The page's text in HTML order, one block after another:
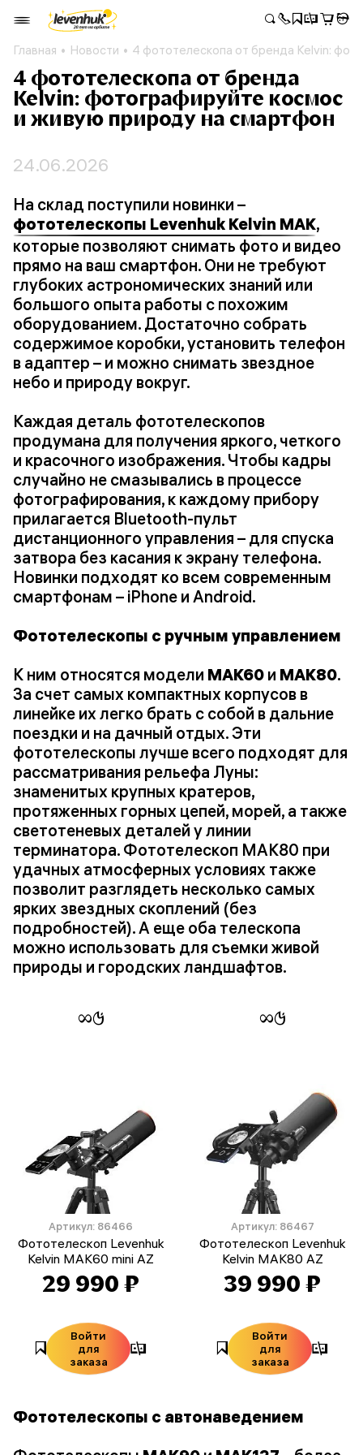
Главная Новости 4 фототелескопа от бренда Kelvin:
4 фототелескопа от бренда
Kelvin: фотографируйте космос
и живую природу на смартфон
24.06.2026
На склад поступили новинки –
фототелескопы Levenhuk Kelvin MAK,
которые позволяют снимать фото и видео
прямо на ваш смартфон. Они не требуют
глубоких астрономических знаний или
большого опыта работы с похожим
оборудованием. Достаточно собрать
содержимое коробки, установить телефон
в адаптер – и можно снимать звездное
небо и природу вокруг.
Каждая деталь фототелескопов
продумана для получения яркого, четкого
и красочного изображения. Чтобы кадры
случайно не смазывались в процессе
фотографирования, к каждому прибору
прилагается Bluetooth-пульт
дистанционного управления – для спуска
затвора без касания к экрану телефона.
Новинки подходят ко всем современным
смартфонам – iPhone и Android.
Фототелескопы с ручным управлением
К ним относятся модели MAK60 и MAK80.
За счет самых компактных корпусов в
линейке их легко брать с собой в дальние
поездки и на дачный отдых. Эти
фототелескопы лучше всего подходят для
рассматривания рельефа Луны:
знаменитых крупных кратеров,
протяженных горных цепей, морей, а также
светотеневых деталей у линии
терминатора. Фототелескоп MAK80 при
удачных атмосферных условиях также
позволит разглядеть несколько самых
ярких звездных скоплений (без
подробностей). А еще оба телескопа
можно использовать для съемки живой
природы и городских ландшафтов.
Артикул: 86466
Фототелескоп Levenhuk
Kelvin MAK60 mini AZ
29 990 ₽
Войти
для
заказа
Артикул: 86467
Фототелескоп Levenhuk
Kelvin MAK80 AZ
39 990 ₽
Войти
для
заказа
Фототелескопы с автонаведением